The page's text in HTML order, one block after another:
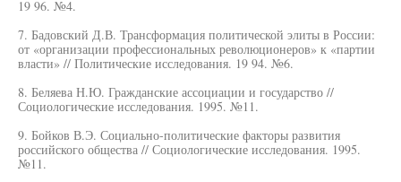
19 96. №4.
7. Бадовский Д.В. Трансформация политической элиты в России:
от «организации профессиональных революционеров» к «партии
власти» // Политические исследования. 19 94. №6.
8. Беляева Н.Ю. Гражданские ассоциации и государство //
Социологические исследования. 1995. №11.
9. Бойков В.Э. Социально-политические факторы развития
российского общества // Социологические исследования. 1995.
№11.